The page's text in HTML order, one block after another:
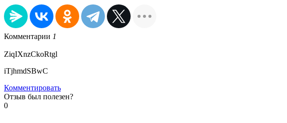
Комментарии 1
ZiqIXnzCkoRtgl
iTjhmdSBwC
Комментировать
Отзыв был полезен?
0